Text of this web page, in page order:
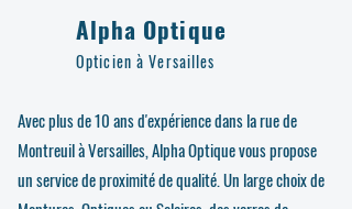
Alpha Optique
Opticien à Versailles
Avec plus de 10 ans d'expérience dans la rue de
Montreuil à Versailles, Alpha Optique vous propose
un service de proximité de qualité. Un large choix de